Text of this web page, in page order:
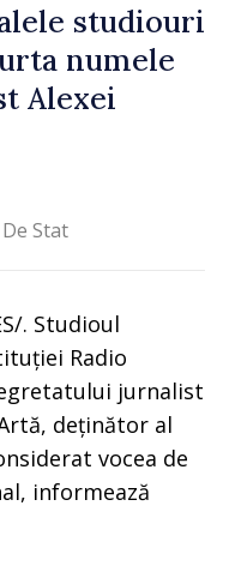
studiouri
numele
Alexei
Stat
. Studioul
Radio
jurnalist
deținător al
vocea de
informează